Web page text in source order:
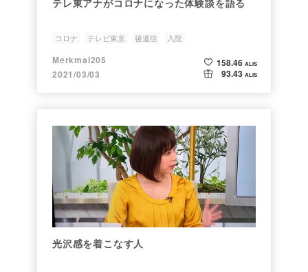
テレ東アナがコロナになった体験談を語る
コロナ テレビ東京 後遺症 入院
Merkmal205
2021/03/03
158.46 ALIS
93.43 ALIS
光沢感を着こなす人